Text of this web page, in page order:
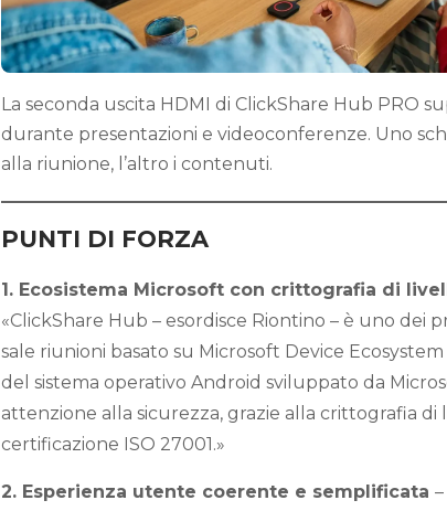
La seconda uscita HDMI di ClickShare Hub PRO
durante presentazioni e videoconferenze. Uno
alla riunione, l’altro i contenuti.
PUNTI DI FORZA
1. Ecosistema Microsoft con crittografia di
«ClickShare Hub – esordisce Riontino – è uno dei
sale riunioni basato su Microsoft Device
del sistema operativo Android sviluppato da
attenzione alla sicurezza, grazie alla crittografia di
certificazione ISO 27001.»
2. Esperienza utente coerente e semplificata